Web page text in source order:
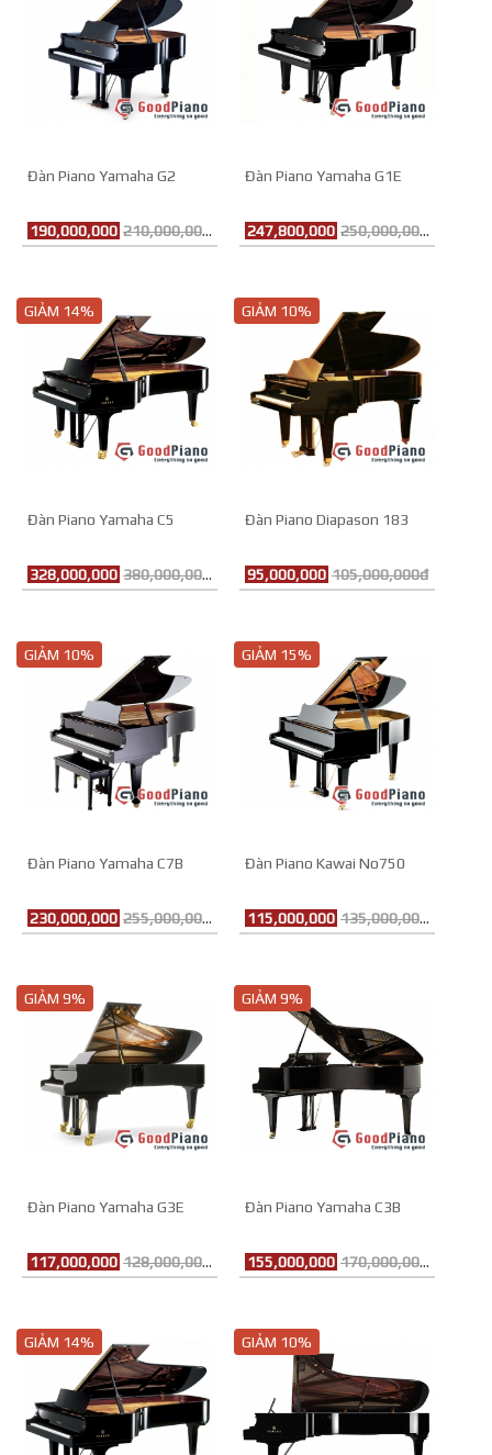
Đàn Piano Yamaha G2
190,000,000 210,000,000đ
Đàn Piano Yamaha G1E
247,800,000 250,000,000đ
GIẢM 14%
Đàn Piano Yamaha C5
328,000,000 380,000,000đ
GIẢM 10%
Đàn Piano Diapason 183
95,000,000 105,000,000đ
GIẢM 10%
Đàn Piano Yamaha C7B
230,000,000 255,000,000đ
GIẢM 15%
Đàn Piano Kawai No750
115,000,000 135,000,000đ
GIẢM 9%
Đàn Piano Yamaha G3E
117,000,000 128,000,000đ
GIẢM 9%
Đàn Piano Yamaha C3B
155,000,000 170,000,000đ
GIẢM 14% GIẢM 10%